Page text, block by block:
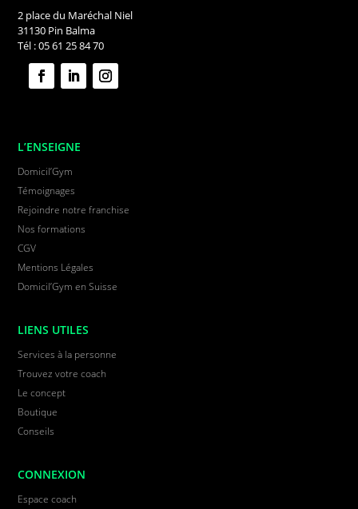
2 place du Maréchal Niel
31130 Pin Balma
Tél : 05 61 25 84 70
L’ENSEIGNE
Domicil’Gym
Témoignages
Rejoindre notre franchise
Nos formations
CGV
Mentions Légales
Domicil’Gym en Suisse
LIENS UTILES
Services à la personne
Trouvez votre coach
Le concept
Boutique
Conseils
CONNEXION
Espace coach